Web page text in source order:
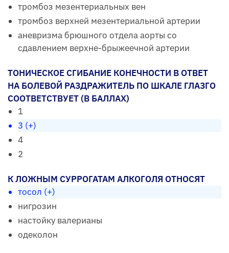
тромбоз мезентериальных вен
тромбоз верхней мезентериальной артерии
аневризма брюшного отдела аорты со
сдавлением верхне-брыжеечной артерии
ТОНИЧЕСКОЕ СГИБАНИЕ КОНЕЧНОСТИ В ОТВЕТ
НА БОЛЕВОЙ РАЗДРАЖИТЕЛЬ ПО ШКАЛЕ ГЛАЗГО
СООТВЕТСТВУЕТ (В БАЛЛАХ)
1
3 (+)
4
2
К ЛОЖНЫМ СУРРОГАТАМ АЛКОГОЛЯ ОТНОСЯТ
тосол (+)
нигрозин
настойку валерианы
одеколон